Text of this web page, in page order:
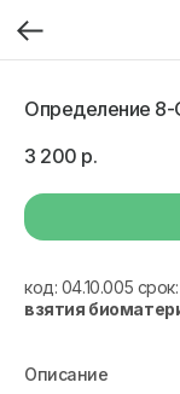
Определение 8-
3 200 р.
код: 04.10.005
взятия
Описание